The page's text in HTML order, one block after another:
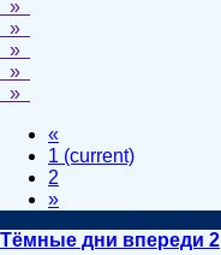
»
»
»
»
»
«
1 (current)
2
»
Тёмные дни впереди 2